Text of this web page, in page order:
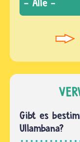
Gibt es
Ullambana?